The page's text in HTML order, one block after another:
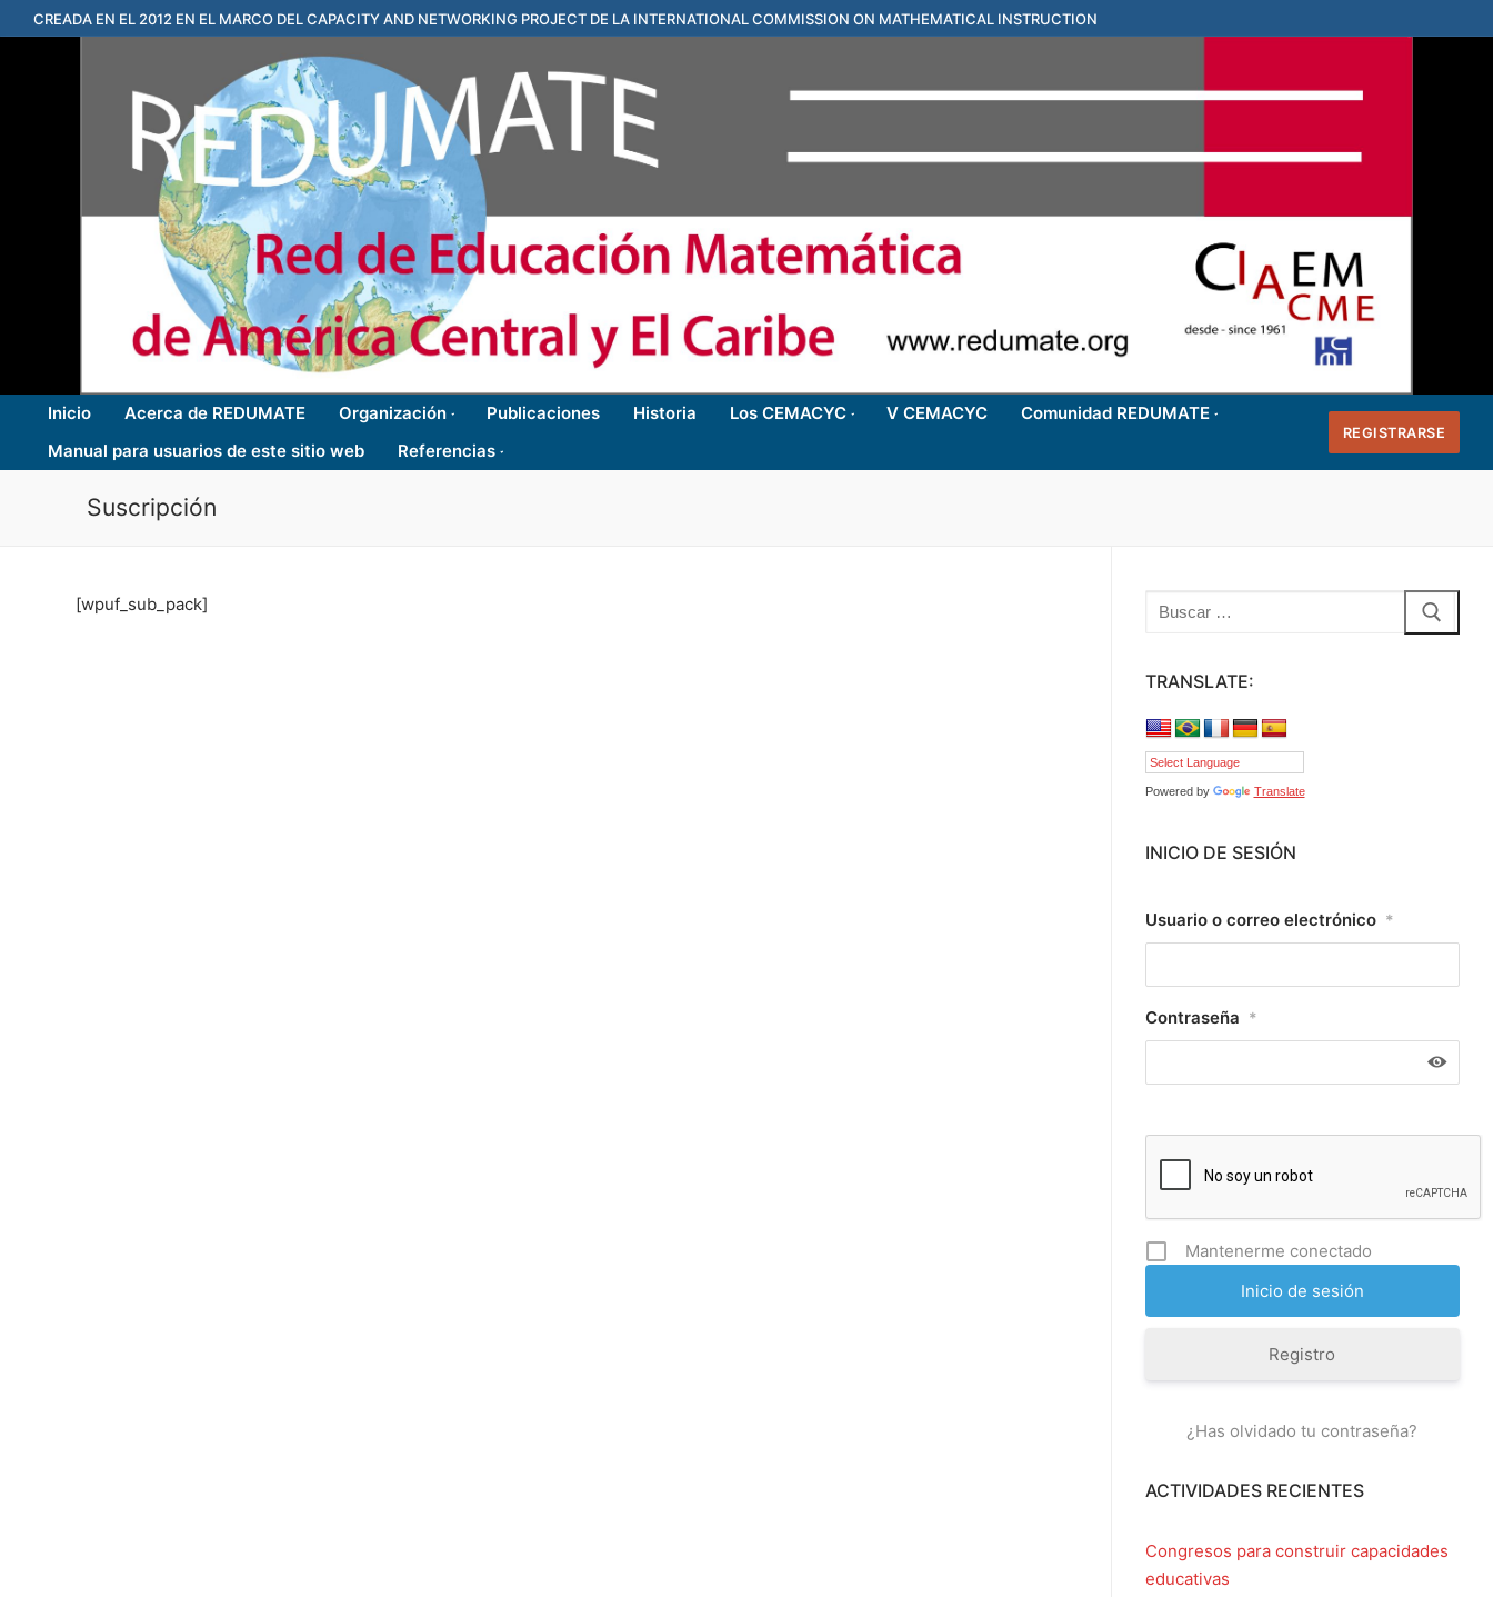
al
CREADA EN EL 2012 EN EL MARCO DEL CAPACITY AND NETWORKING PROJECT DE LA INTERNATIONAL COMMISSION ON MATHEMATICAL INSTRUCTION
Inicio Acerca de REDUMATE Organización Publicaciones Historia Los CEMACYC V CEMACYC
Comunidad REDUMATE
Manual para usuarios de este sitio web
Referencias
REGISTRARSE
Suscripción
[wpuf_sub_pack] Buscar:
TRANSLATE:
Powered by Translate
INICIO DE SESIÓN
Usuario o correo electrónico *
Contraseña *
Mantenerme conectado
Registro
¿Has olvidado tu contraseña?
ACTIVIDADES RECIENTES
Congresos para construir capacidades
educativas